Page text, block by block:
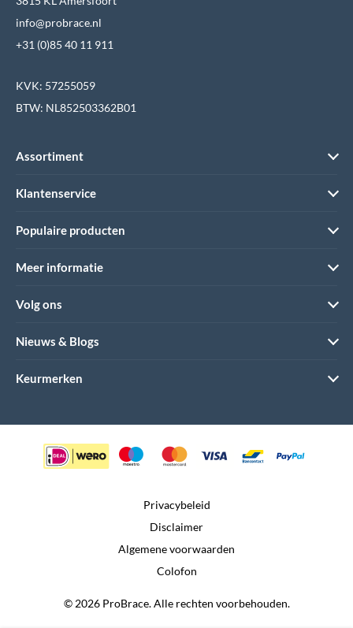
info@probrace.nl
+31 (0)85 40 11 911
KVK: 57255059
BTW: NL852503362B01
Assortiment
Klantenservice
Populaire producten
Meer informatie
Volg ons
Nieuws & Blogs
Keurmerken
© 2026 ProBrace. Alle rechten voorbehouden.
Privacybeleid
Disclaimer
Algemene voorwaarden
Colofon